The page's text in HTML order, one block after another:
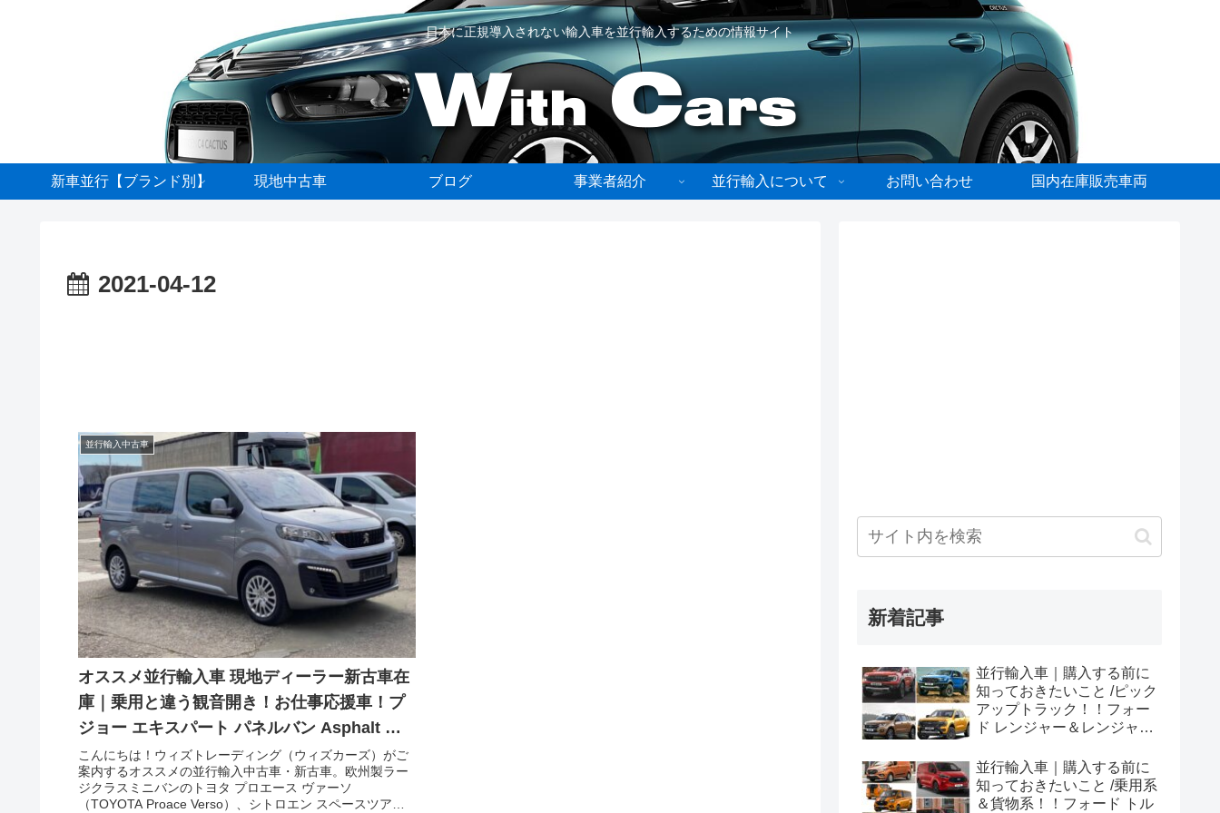
日本に正規導入されない輸入車を並行輸入するための情報サイト
新車並行【ブランド別】 現地中古車 ブログ 事業者紹介 並行輸入について お問い合わせ 国内在庫販売車両
2021-04-12
並行輸入中古車
オススメ並行輸入車 現地ディーラー新古車在
庫｜乗用と違う観音開き！お仕事応援車！プ
ジョー エキスパート パネルバン Asphalt ス
タンダード 2.0 BlueHDi180 EAT8 ３人乗り
左ハンドル
こんにちは！ウィズトレーディング（ウィズカーズ）がご
案内するオススメの並行輸入中古車・新古車。欧州製ラー
ジクラスミニバンのトヨタ プロエース ヴァーソ
（TOYOTA Proace Verso）、シトロエン スペースツアラ
新着記事
並行輸入車｜購入する前に
知っておきたいこと /ピック
アップトラック！！フォー
ド レンジャー＆レンジャー
め！
並行輸入車｜購入する前に
知っておきたいこと /乗用系
＆貨物系！！フォード トル